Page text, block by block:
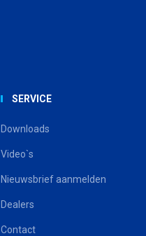
SERVICE
Downloads
Video`s
Nieuwsbrief aanmelden
Dealers
Contact